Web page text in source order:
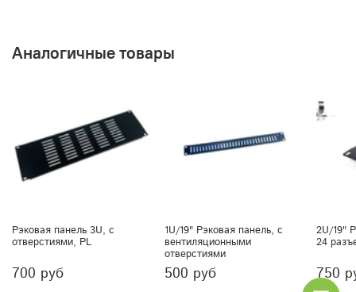
Аналогичные товары
Рэковая панель 3U, с
отверстиями, PL
700 руб
1U/19" Рэковая панель, с
вентиляционными
отверстиями
500 руб
2U/19"
24
750